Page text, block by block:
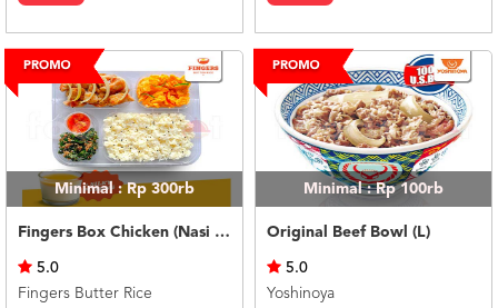
Minimal : Rp 300rb
Fingers Box Chicken (Nasi Putih) Silky Pudding
5.0
Fingers Butter Rice
Minimal : Rp 100rb
Original Beef Bowl (L)
5.0
Yoshinoya